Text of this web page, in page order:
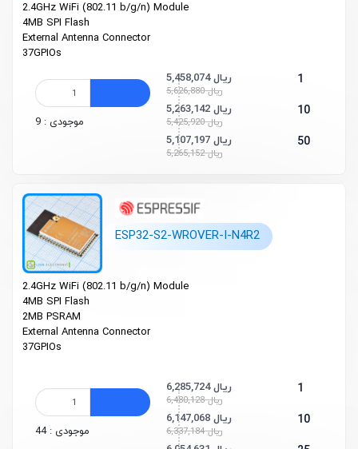
2.4GHz Wi­Fi (802.11 b/g/n) Module
4MB SPI Flash
External Antenna Connector
37GPIOs
1 5,458,074 ریال
5,626,880 ریال
10 5,263,142 ریال
5,425,920 ریال
50 5,107,197 ریال
5,265,152 ریال
موجودی : 9
ESP32-S2-WROVER-I-N4R2
2.4GHz Wi­Fi (802.11 b/g/n) Module
4MB SPI Flash
2MB PSRAM
External Antenna Connector
37GPIOs
1 6,285,724 ریال
6,480,128 ریال
10 6,147,068 ریال
6,337,184 ریال موجودی : 44